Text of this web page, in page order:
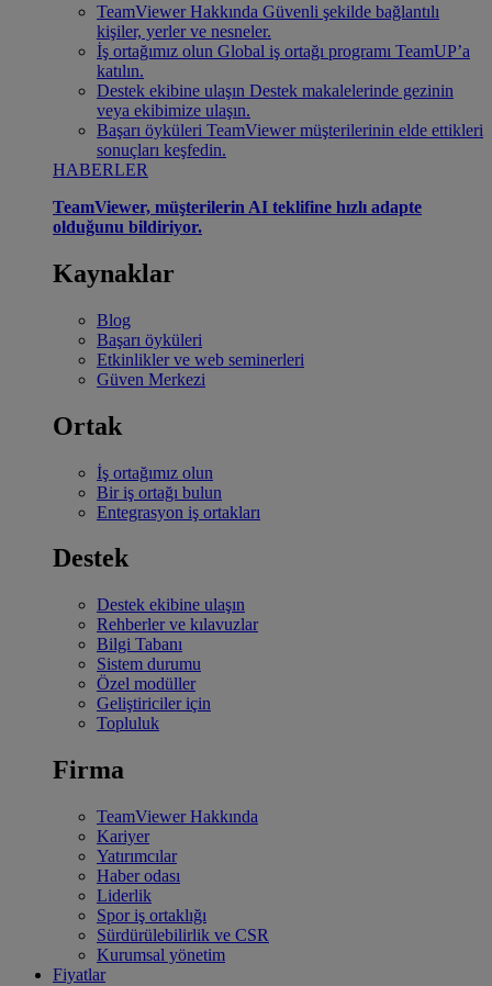
TeamViewer Hakkında Güvenli şekilde bağlantılı
kişiler, yerler ve nesneler.
İş ortağımız olun Global iş ortağı programı TeamUP’a
katılın.
Destek ekibine ulaşın Destek makalelerinde gezinin
veya ekibimize ulaşın.
Başarı öyküleri TeamViewer müşterilerinin elde ettikleri
sonuçları keşfedin.
HABERLER
TeamViewer, müşterilerin AI teklifine hızlı adapte
olduğunu bildiriyor.
Kaynaklar
Blog
Başarı öyküleri
Etkinlikler ve web seminerleri
Güven Merkezi
Ortak
İş ortağımız olun
Bir iş ortağı bulun
Entegrasyon iş ortakları
Destek
Destek ekibine ulaşın
Rehberler ve kılavuzlar
Bilgi Tabanı
Sistem durumu
Özel modüller
Geliştiriciler için
Topluluk
Firma
TeamViewer Hakkında
Kariyer
Yatırımcılar
Haber odası
Liderlik
Spor iş ortaklığı
Sürdürülebilirlik ve CSR
Kurumsal yönetim
Fiyatlar